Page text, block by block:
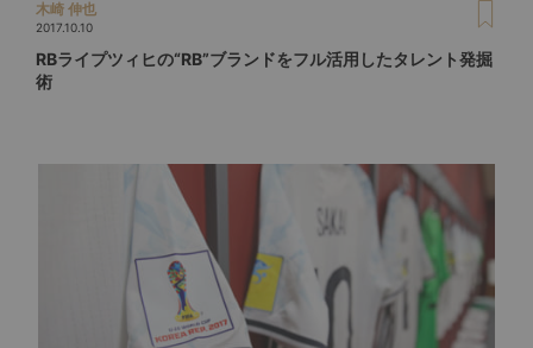
木崎 伸也
2017.10.10
RBライプツィヒの“RB”ブランドをフル活用したタレント発掘
術